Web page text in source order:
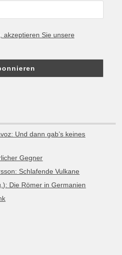
akzeptieren Sie unsere
Und dann gab’s keines
Gegner
Schlafende Vulkane
Die Römer in Germanien